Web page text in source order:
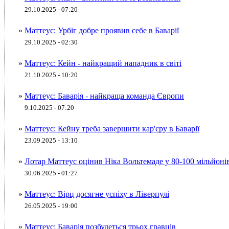
29.10.2025 - 07:20
» Маттеус: Урбіг добре проявив себе в Баварії
29.10.2025 - 02:30
» Маттеус: Кейн - найкращий нападник в світі
21.10.2025 - 10:20
» Маттеус: Баварія - найкраща команда Європи
9.10.2025 - 07:20
» Маттеус: Кейну треба завершити кар'єру в Баварії
23.09.2025 - 13:10
» Лотар Маттеус оцінив Ніка Вольтемаде у 80-100
30.06.2025 - 01:27
» Маттеус: Вірц досягне успіху в Ліверпулі
26.05.2025 - 19:00
» Маттеус: Баварія позбудеться трьох гравців